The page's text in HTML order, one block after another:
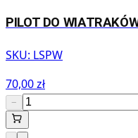
PILOT DO
SKU: LSPW
70,00 zł
−